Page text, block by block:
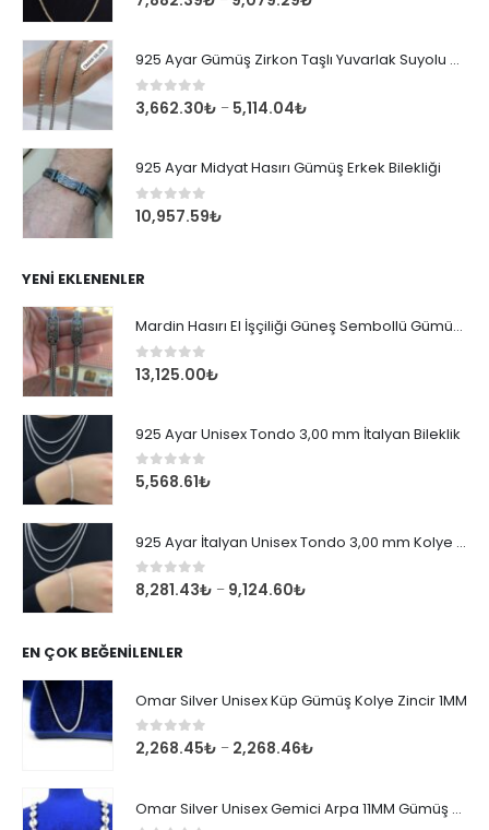
925 Ayar Gümüş Zirkon Taşlı Yuvarlak Suyolu Bileklik
0 out of 5
3,662.30₺ – 5,114.04₺
925 Ayar Midyat Hasırı Gümüş Erkek Bilekliği
0out of 5
10,957.59₺
YENI EKLENENLER
Mardin Hasırı El İşçiliği Güneş Sembollü Gümüş Erkek Bileklik
0out of 5
13,125.00₺
925 Ayar Unisex Tondo 3,00 mm İtalyan Bileklik
0 out of 5
5,568.61₺
925 Ayar İtalyan Unisex Tondo 3,00 mm Kolye Zincir
0 out of 5
8,281.43₺ – 9,124.60₺
EN ÇOK BEĞENILENLER
Omar Silver Unisex Küp Gümüş Kolye Zincir 1MM
0 out of 5
2,268.45₺ – 2,268.46₺
Omar Silver Unisex Gemici Arpa 11MM Gümüş Kolye Zincir